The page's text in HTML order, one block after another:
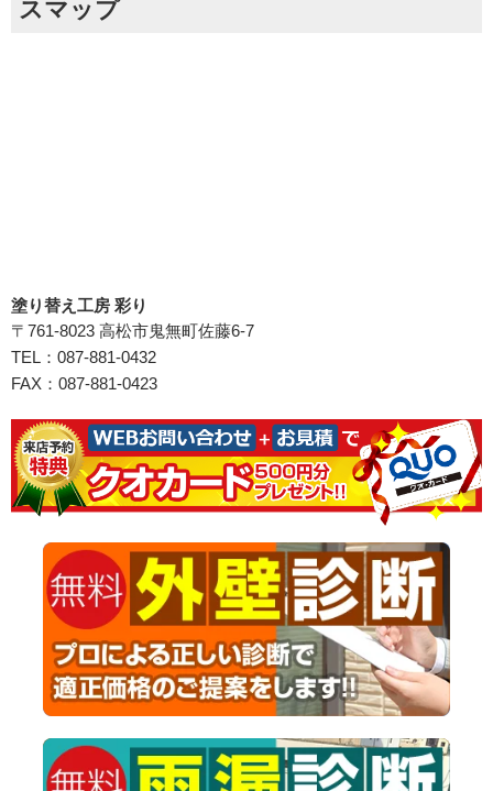
スマップ
塗り替え工房 彩り
〒761-8023 高松市鬼無町佐藤6-7
TEL：087-881-0432
FAX：087-881-0423